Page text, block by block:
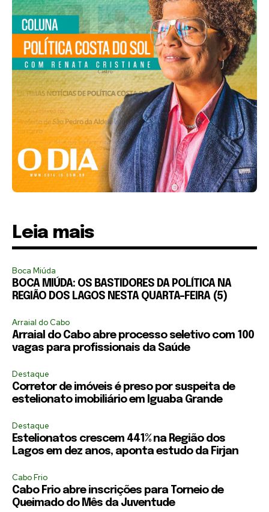
Leia mais
Boca Miúda
BOCA MIÚDA: OS BASTIDORES DA POLÍTICA NA
REGIÃO DOS LAGOS NESTA QUARTA-FEIRA (5)
Arraial do Cabo
Arraial do Cabo abre processo seletivo com 100
vagas para profissionais da Saúde
Destaque
Corretor de imóveis é preso por suspeita de
estelionato imobiliário em Iguaba Grande
Destaque
Estelionatos crescem 441% na Região dos
Lagos em dez anos, aponta estudo da Firjan
Cabo Frio
Cabo Frio abre inscrições para Torneio de
Queimado do Mês da Juventude